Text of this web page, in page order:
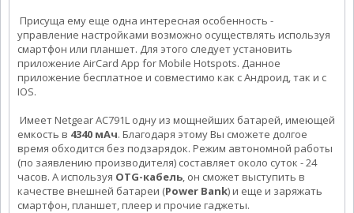
Присуща ему еще одна интересная особенность -
управление настройками возможно осуществлять используя
смартфон или планшет. Для этого следует установить
приложение AirCard App for Mobile Hotspots. Данное
приложение бесплатное и совместимо как с Андроид, так и с
IOS.
Имеет Netgear АС791L одну из мощнейших батарей, имеющей
емкость в 4340 мАч. Благодаря этому Вы сможете долгое
время обходится без подзарядок. Режим автономной работы
(по заявлению производителя) составляет около суток - 24
часов. А используя OTG-кабель , он сможет выступить в
качестве внешней батареи (Power Bank) и еще и заряжать
смартфон, планшет, плеер и прочие гаджеты.